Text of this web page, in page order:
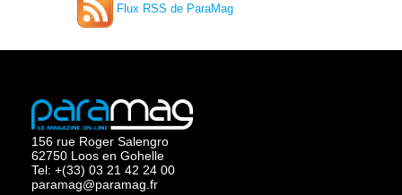
Flux RSS de ParaMag
156 rue Roger Salengro
62750 Loos en Gohelle
Tel: +(33) 03 21 42 24 00
paramag@paramag.fr